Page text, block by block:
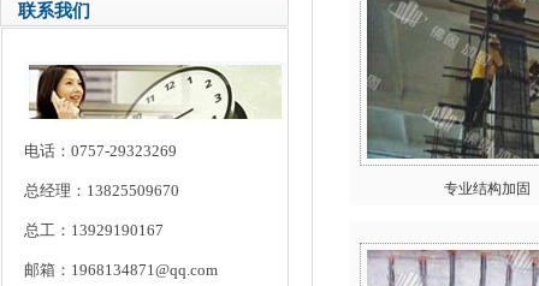
联系我们
电话：0757-29323269
总经理：13825509670
总工：13929190167
邮箱：1968134871@qq.com
专业结构加固